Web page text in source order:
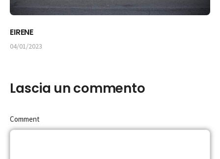
EIRENE
04/01/2023
Lascia un commento
Comment